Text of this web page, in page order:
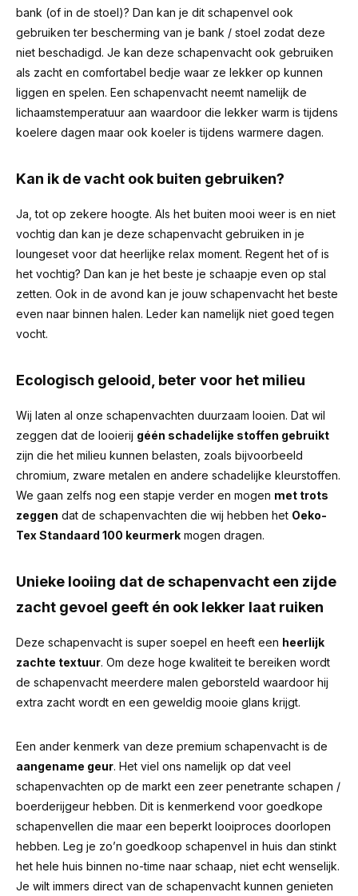
bank (of in de stoel)? Dan kan je dit schapenvel ook
gebruiken ter bescherming van je bank / stoel zodat deze
niet beschadigd. Je kan deze schapenvacht ook gebruiken
als zacht en comfortabel bedje waar ze lekker op kunnen
liggen en spelen. Een schapenvacht neemt namelijk de
lichaamstemperatuur aan waardoor die lekker warm is tijdens
koelere dagen maar ook koeler is tijdens warmere dagen.
Kan ik de vacht ook buiten gebruiken?
Ja, tot op zekere hoogte. Als het buiten mooi weer is en niet
vochtig dan kan je deze schapenvacht gebruiken in je
loungeset voor dat heerlijke relax moment. Regent het of is
het vochtig? Dan kan je het beste je schaapje even op stal
zetten. Ook in de avond kan je jouw schapenvacht het beste
even naar binnen halen. Leder kan namelijk niet goed tegen
vocht.
Ecologisch gelooid, beter voor het milieu
Wij laten al onze schapenvachten duurzaam looien. Dat wil
zeggen dat de looierij géén schadelijke stoffen gebruikt
zijn die het milieu kunnen belasten, zoals bijvoorbeeld
chromium, zware metalen en andere schadelijke kleurstoffen.
We gaan zelfs nog een stapje verder en mogen met trots
zeggen dat de schapenvachten die wij hebben het Oeko-
Tex Standaard 100 keurmerk mogen dragen.
Unieke looiing dat de schapenvacht een zijde
zacht gevoel geeft én ook lekker laat ruiken
Deze schapenvacht is super soepel en heeft een heerlijk
zachte textuur. Om deze hoge kwaliteit te bereiken wordt
de schapenvacht meerdere malen geborsteld waardoor hij
extra zacht wordt en een geweldig mooie glans krijgt.
Een ander kenmerk van deze premium schapenvacht is de
aangename geur. Het viel ons namelijk op dat veel
schapenvachten op de markt een zeer penetrante schapen /
boerderijgeur hebben. Dit is kenmerkend voor goedkope
schapenvellen die maar een beperkt looiproces doorlopen
hebben. Leg je zo’n goedkoop schapenvel in huis dan stinkt
het hele huis binnen no-time naar schaap, niet echt wenselijk.
Je wilt immers direct van de schapenvacht kunnen genieten